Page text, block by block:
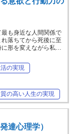
最も身近な人間関係で
落ちてから死後に至
に形を変えながら私…
の実現
質の高い人生の実現
達心理学）